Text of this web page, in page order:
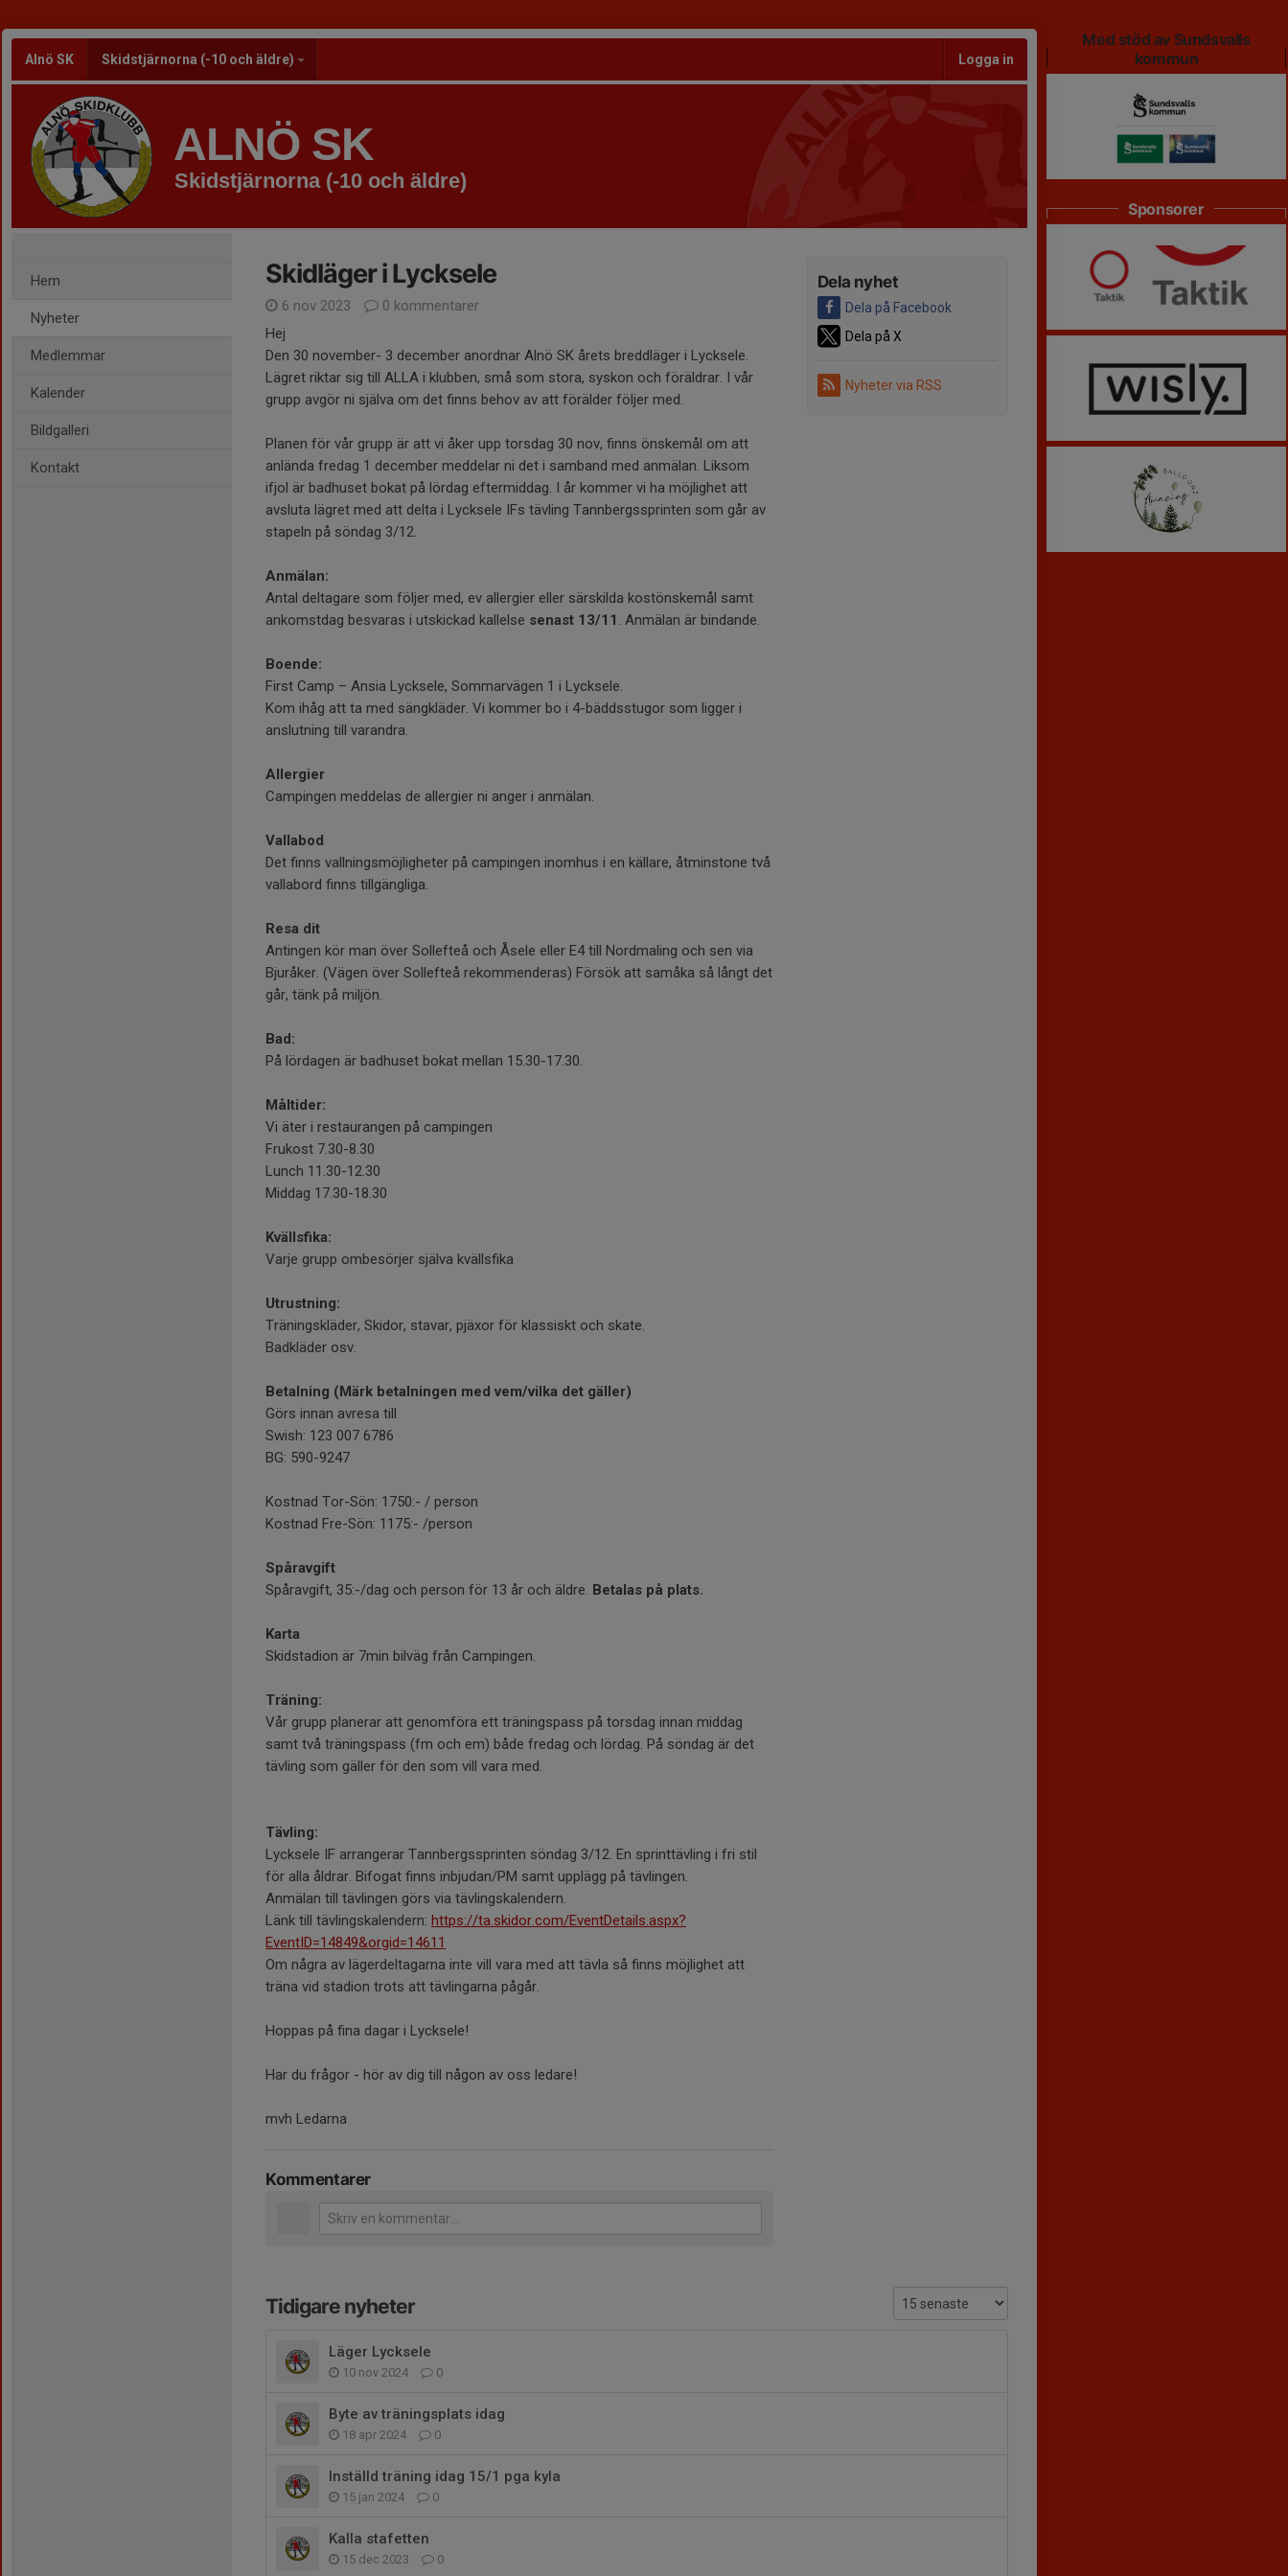
Alnö SK Skidstjärnorna (-10 och äldre) Logga in
ALNÖ SK
Skidstjärnorna (-10 och äldre)
Hem
Nyheter
Medlemmar
Kalender
Bildgalleri
Kontakt
Dela nyhet
Dela på Facebook
Dela på X
Nyheter via RSS
Skidläger i Lycksele
6 nov 2023
0 kommentarer
Hej
Den 30 november- 3 december anordnar Alnö SK årets breddläger i Lycksele.
Lägret riktar sig till ALLA i klubben, små som stora, syskon och föräldrar. I vår
grupp avgör ni själva om det finns behov av att förälder följer med.
Planen för vår grupp är att vi åker upp torsdag 30 nov, finns önskemål om att
anlända fredag 1 december meddelar ni det i samband med anmälan. Liksom
ifjol är badhuset bokat på lördag eftermiddag. I år kommer vi ha möjlighet att
avsluta lägret med att delta i Lycksele IFs tävling Tannbergssprinten som går av
stapeln på söndag 3/12.
Anmälan:
Antal deltagare som följer med, ev allergier eller särskilda kostönskemål samt
ankomstdag besvaras i utskickad kallelse senast 13/11 . Anmälan är bindande.
Boende:
First Camp – Ansia Lycksele, Sommarvägen 1 i Lycksele.
Kom ihåg att ta med sängkläder. Vi kommer bo i 4-bäddsstugor som ligger i
anslutning till varandra.
Allergier
Campingen meddelas de allergier ni anger i anmälan.
Vallabod
Det finns vallningsmöjligheter på campingen inomhus i en källare, åtminstone två
vallabord finns tillgängliga.
Resa dit
Antingen kör man över Sollefteå och Åsele eller E4 till Nordmaling och sen via
Bjuråker. (Vägen över Sollefteå rekommenderas) Försök att samåka så långt det
går, tänk på miljön.
Bad:
På lördagen är badhuset bokat mellan 15.30-17.30.
Måltider:
Vi äter i restaurangen på campingen
Frukost 7.30-8.30
Lunch 11.30-12.30
Middag 17.30-18.30
Kvällsfika:
Varje grupp ombesörjer själva kvällsfika
Utrustning:
Träningskläder, Skidor, stavar, pjäxor för klassiskt och skate.
Badkläder osv.
Betalning (Märk betalningen med vem/vilka det gäller)
Görs innan avresa till
Swish: 123 007 6786
BG: 590-9247
Kostnad Tor-Sön: 1750:- / person
Kostnad Fre-Sön: 1175:- /person
Spåravgift
Spåravgift, 35:-/dag och person för 13 år och äldre. Betalas på plats.
Karta
Skidstadion är 7min bilväg från Campingen.
Träning:
Vår grupp planerar att genomföra ett träningspass på torsdag innan middag
samt två träningspass (fm och em) både fredag och lördag. På söndag är det
tävling som gäller för den som vill vara med.
Tävling:
Lycksele IF arrangerar Tannbergssprinten söndag 3/12. En sprinttävling i fri stil
för alla åldrar. Bifogat finns inbjudan/PM samt upplägg på tävlingen.
Anmälan till tävlingen görs via tävlingskalendern.
Länk till tävlingskalendern: https://ta.skidor.com/EventDetails.aspx?
EventID=14849&orgid=14611
Om några av lägerdeltagarna inte vill vara med att tävla så finns möjlighet att
träna vid stadion trots att tävlingarna pågår.
Hoppas på fina dagar i Lycksele!
Har du frågor - hör av dig till någon av oss ledare!
mvh Ledarna
Kommentarer
Tidigare nyheter
Läger Lycksele
10 nov 2024 0
Byte av träningsplats idag
18 apr 2024 0
Inställd träning idag 15/1 pga kyla
15 jan 2024 0
Kalla stafetten
15 dec 2023 0
Med stöd av Sundsvalls
kommun
Sponsorer